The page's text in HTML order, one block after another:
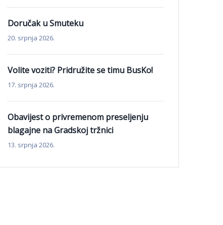
Doručak u Smuteku
20. srpnja 2026.
Volite voziti? Pridružite se timu BusKo!
17. srpnja 2026.
Obavijest o privremenom preseljenju
blagajne na Gradskoj tržnici
13. srpnja 2026.